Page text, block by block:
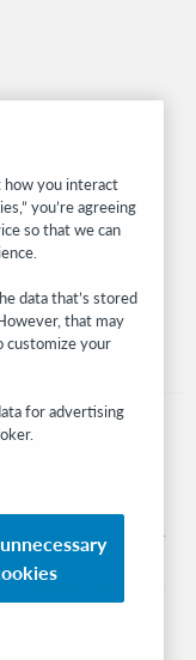
and much more—
Accessibility statement
how you interact
you’re agreeing
so that we can
data that’s stored
that may
customize your
for advertising